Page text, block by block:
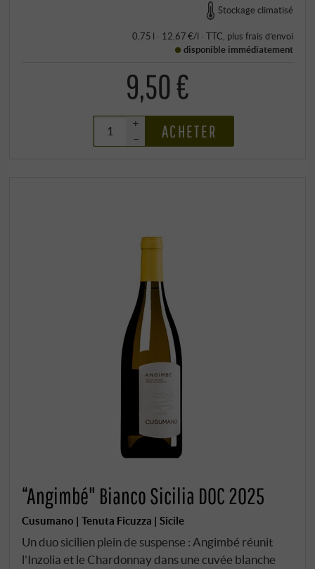
Stockage climatisé
0,75 l · 12,67 €/l · TTC , plus frais d’envoi
disponible immédiatement
9,50 €
+
–
ACHETER
“Angimbé" Bianco Sicilia DOC 2025
Cusumano | Tenuta Ficuzza | Sicile
Un duo sicilien plein de suspense : Angimbé réunit
l'Inzolia et le Chardonnay dans une cuvée blanche